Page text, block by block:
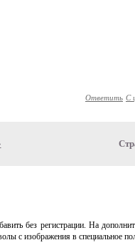
Ответить С
без регистрации. На
с изображения в специальное